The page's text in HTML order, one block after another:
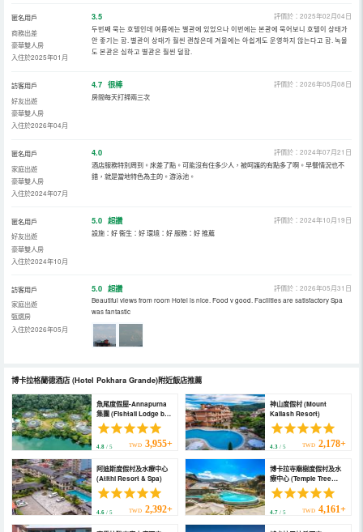
匿名用戶
商務出差
豪華雙人房
入住於2025年01月
3.5
評價於：2025年02月04日
두번째 묵는 호텔인데 여름에는 별관에 있었으나 이번에는 본관에 묵어보니 호텔이 상태가
안 좋기는 함. 별관이 상태가 훨씬 괜찮은데 겨울에는 아쉽게도 운영하지 않는다고 함. 녹물
도 본관은 심하고 별관은 훨씬 덜함.
訪客用戶
好友出遊
豪華雙人房
入住於2026年04月
4.7 很棒
評價於：2026年05月08日
房間每天打掃兩三次
匿名用戶
家庭出遊
豪華雙人房
入住於2024年07月
4.0
評價於：2024年07月21日
酒店服務特別周到。床差了點。可能沒有住多少人，被呵護的有點多了啊。早餐情況也不
錯，就是當地特色為主的。游泳池。
匿名用戶
好友出遊
豪華雙人房
入住於2024年10月
5.0 超讚
評價於：2024年10月19日
設施：好 衞生：好 環境：好 服務：好 推薦
訪客用戶
家庭出遊
甄選房
入住於2026年05月
5.0 超讚
評價於：2026年05月31日
Beautiful views from room Hotel is nice. Food v good. Facilities are satisfactory Spa
was fantastic
博卡拉格蘭德酒店(Hotel Pokhara Grande)附近飯店推薦
魚尾度假屋-Annapurna
集團 (Fishtail Lodge by
Annapurna)
4.8 / 5 TWD 3,955+
神山度假村 (Mount
Kailash Resort)
4.3/ 5 TWD 2,178+
阿迪斯度假村及水療中心
(Atithi Resort & Spa)
4.6 / 5 TWD 2,392+
博卡拉寺廟樹度假村及水
療中心 (Temple Tree
Resort and Spa,
Pokhara)
4.7/ 5 TWD 4,161+